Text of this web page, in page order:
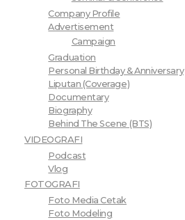
Company Profile
Advertisement
Campaign
Graduation
Personal Birthday & Anniversary
Liputan (Coverage)
Documentary
Biography
Behind The Scene (BTS)
VIDEOGRAFI
Podcast
Vlog
FOTOGRAFI
Foto Media Cetak
Foto Modeling